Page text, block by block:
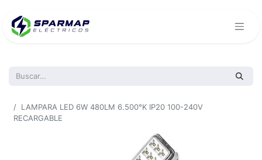
LAMPARA LED 6W 480LM 6.500°K IP20 100-240V
RECARGABLE